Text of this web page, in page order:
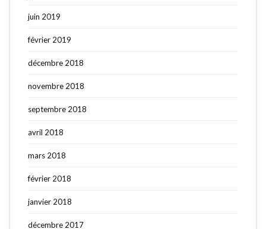
juin 2019
février 2019
décembre 2018
novembre 2018
septembre 2018
avril 2018
mars 2018
février 2018
janvier 2018
décembre 2017